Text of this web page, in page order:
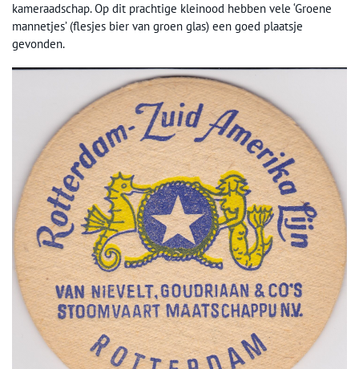
kameraadschap. Op dit prachtige kleinood hebben vele ‘Groene
mannetjes’ (flesjes bier van groen glas) een goed plaatsje
gevonden.